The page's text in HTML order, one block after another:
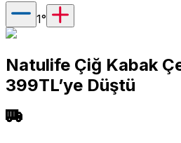
1°
Natulife Çiğ Kabak
399TL’ye Düştü